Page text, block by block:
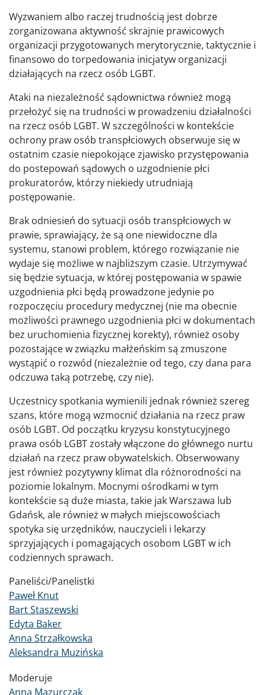
Wyzwaniem albo raczej trudnością jest dobrze
zorganizowana aktywność skrajnie prawicowych
organizacji przygotowanych merytorycznie, taktycznie i
finansowo do torpedowania inicjatyw organizacji
działających na rzecz osób LGBT.
Ataki na niezależność sądownictwa również mogą
przełożyć się na trudności w prowadzeniu działalności
na rzecz osób LGBT. W szczególności w kontekście
ochrony praw osób transpłciowych obserwuje się w
ostatnim czasie niepokojące zjawisko przystępowania
do postepowań sądowych o uzgodnienie płci
prokuratorów, którzy niekiedy utrudniają
postępowanie.
Brak odniesień do sytuacji osób transpłciowych w
prawie, sprawiający, że są one niewidoczne dla
systemu, stanowi problem, którego rozwiązanie nie
wydaje się możliwe w najbliższym czasie. Utrzymywać
się będzie sytuacja, w której postępowania w spawie
uzgodnienia płci będą prowadzone jedynie po
rozpoczęciu procedury medycznej (nie ma obecnie
możliwości prawnego uzgodnienia płci w dokumentach
bez uruchomienia fizycznej korekty), również osoby
pozostające w związku małżeńskim są zmuszone
wystąpić o rozwód (niezależnie od tego, czy dana para
odczuwa taką potrzebę, czy nie).
Uczestnicy spotkania wymienili jednak również szereg
szans, które mogą wzmocnić działania na rzecz praw
osób LGBT. Od początku kryzysu konstytucyjnego
prawa osób LGBT zostały włączone do głównego nurtu
działań na rzecz praw obywatelskich. Obserwowany
jest również pozytywny klimat dla różnorodności na
poziomie lokalnym. Mocnymi ośrodkami w tym
kontekście są duże miasta, takie jak Warszawa lub
Gdańsk, ale również w małych miejscowościach
spotyka się urzędników, nauczycieli i lekarzy
sprzyjających i pomagających osobom LGBT w ich
codziennych sprawach.
Paneliści/Panelistki
Paweł Knut
Bart Staszewski
Edyta Baker
Anna Strzałkowska
Aleksandra Muzińska
Moderuje
Anna Mazurczak